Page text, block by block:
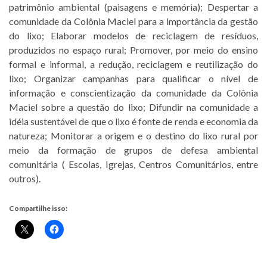
patrimônio ambiental (paisagens e memória); Despertar a
comunidade da Colônia Maciel para a importância da gestão
do lixo; Elaborar modelos de reciclagem de resíduos,
produzidos no espaço rural; Promover, por meio do ensino
formal e informal, a redução, reciclagem e reutilização do
lixo; Organizar campanhas para qualificar o nível de
informação e conscientização da comunidade da Colônia
Maciel sobre a questão do lixo; Difundir na comunidade a
idéia sustentável de que o lixo é fonte de renda e economia da
natureza; Monitorar a origem e o destino do lixo rural por
meio da formação de grupos de defesa ambiental
comunitária ( Escolas, Igrejas, Centros Comunitários, entre
outros).
Compartilhe isso: